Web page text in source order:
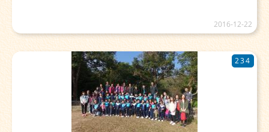
2016-12-22
234